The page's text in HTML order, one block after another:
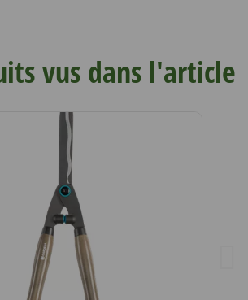
vus dans l'article